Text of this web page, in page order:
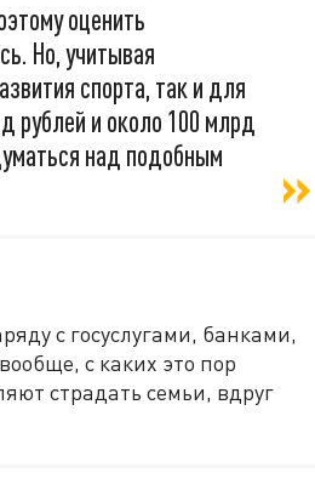
оценить
Но, учитывая
спорта, так и для
рублей и около 100 млрд
над подобным
с госуслугами, банками,
с каких это пор
страдать семьи, вдруг